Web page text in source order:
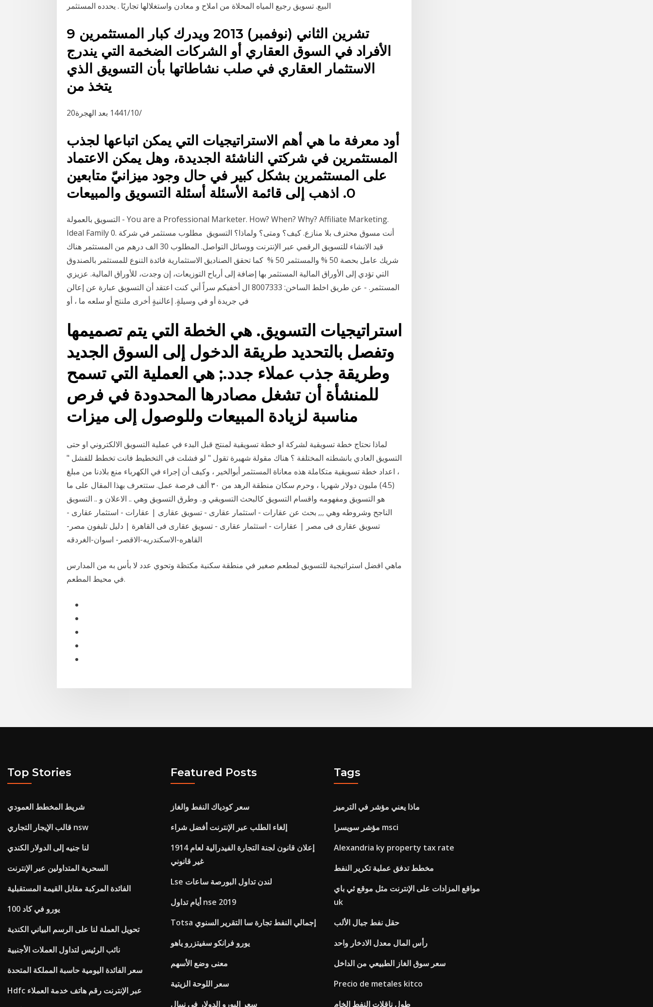
البيع. تسويق رجيع المياه المحلاة من املاح و معادن واستغلالها تجاريًا . يحدده المستثمر
9 تشرين الثاني (نوفمبر) 2013 ويدرك كبار المستثمرين
الأفراد في السوق العقاري أو الشركات الضخمة التي يندرج
الاستثمار العقاري في صلب نشاطاتها بأن التسويق الذي
20‏‏/10‏‏/1441 بعد الهجرة
أود معرفة ما هي أهم الاستراتيجيات التي يمكن اتباعها لجذب
المستثمرين في شركتي الناشئة الجديدة، وهل يمكن الاعتماد
على المستثمرين بشكل كبير في حال وجود ميزانيّ متابعين
التسويق بالعمولة - You are a Professional Marketer. How? When? Why? Affiliate Marketing.
Ideal Family 0. أنت مسوق محترف بلا منازع. كيف؟ ومتى؟ ولماذا؟ التسويق مطلوب مستثمر في شركة
قيد الانشاء للتسويق الرقمي عبر الإنترنت ووسائل التواصل. المطلوب 30 الف درهم من المستثمر هناك
شريك عامل بحصة 50 % والمستثمر 50 % كما تحقق الصناديق الاستثمارية فائدة التنوع للمستثمر بالصندوق
التي تؤدي إلى الأوراق المالية المستثمر بها إضافة إلى أرباح التوزيعات، إن وجدت، للأوراق المالية. عزيزي
المستثمر. - عن طريق اخلط الساخن: 8007333 ال أخفيكم سراً أني كنت اعتقد أن التسويق عبارة عن إعالن
استراتيجيات التسويق. هي الخطة التي يتم تصميمها
وتفصل بالتحديد طريقة الدخول إلى السوق الجديد
وطريقة جذب عملاء جدد.; هي العملية التي تسمح
للمنشأة أن تشغل مصادرها المحدودة في فرص
مناسبة لزيادة المبيعات وللوصول إلى ميزات
لماذا نحتاج خطة تسويقية لشركة او خطة تسويقية لمنتج قبل البدء في عملية التسويق الالكتروني او حتى
التسويق العادي بانشطته المختلفة ؟ هناك مقولة شهيرة تقول " لو فشلت في التخطيط فانت تخطط للفشل "
، اعداد خطة تسويقية متكاملة هذه معاناة المستثمر أبوالخير ، وكيف أن إجراء في الكهرباء منع بلادنا من مبلغ
(4.5) مليون دولار شهريا ، وحرم سكان منطقة الرهد من ٣٠ ألف فرصة عمل. ستتعرف بهذا المقال على ما
هو التسويق ومفهومه واقسام التسويق كالبحث التسويقي و.. وطرق التسويق وهي .. الاعلان و .. التسويق
الناجح وشروطه وهي ,,, بحث عن عقارات - استثمار عقارى - تسويق عقارى | عقارات - استثمار عقارى -
تسويق عقارى فى مصر | عقارات - استثمار عقارى - تسويق عقارى فى القاهرة | دليل تليفون مصر-
القاهره-الاسكندريه-الاقصر- اسوان-الغردقه
ماهي افضل استراتيجية للتسويق لمطعم صغير في منطقة سكنية مكتظة وتحوي عدد لا بأس به من المدارس
في محيط المطعم.
Top Stories
شريط المخطط العمودي
قالب الإيجار التجاري nsw
لنا جنيه إلى الدولار الكندي
السحرية المتداولين عبر الإنترنت
الفائدة المركبة مقابل القيمة المستقبلية
100 يورو في كاد
تحويل العملة لنا على الرسم البياني الكندية
نائب الرئيس لتداول العملات الأجنبية
سعر الفائدة اليومية حاسبة المملكة المتحدة
Hdfc عبر الإنترنت رقم هاتف خدمة العملاء
Featured Posts
سعر كودياك النفط والغاز
إلغاء الطلب عبر الإنترنت أفضل شراء
إعلان قانون لجنة التجارة الفيدرالية لعام 1914
غير قانوني
Lse لندن تداول البورصة ساعات
أيام تداول nse 2019
Totsa إجمالي النفط تجارة سا التقرير السنوي
يورو فرانكو سفيتزرو ياهو
معنى وضع الأسهم
سعر اللوحة الزيتية
سعر اليورو الدولار في نيبال
Tags
ماذا يعني مؤشر في الترميز
مؤشر سويسرا msci
Alexandria ky property tax rate
مخطط تدفق عملية تكرير النفط
مواقع المزادات على الإنترنت مثل موقع ئي باي
uk
حقل نفط جبال الألب
رأس المال معدل الادخار واحد
سعر سوق الغاز الطبيعي من الداخل
Precio de metales kitco
طول ناقلات النفط الخام